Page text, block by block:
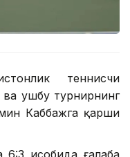
теннисчи
ва ушбу турнирнинг
Каббажга қарши